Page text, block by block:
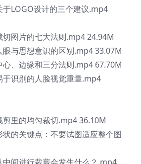
LOGO设计的三个建议.mp4
图片的七大法则.mp4 24.94M
与思想意识的区别.mp4 33.07M
、边缘和三分法则.mp4 67.70M
识别的人脸视觉重量.mp4
里的均匀裁切.mp4 36.10M
的关键点：不要试图适应整个图